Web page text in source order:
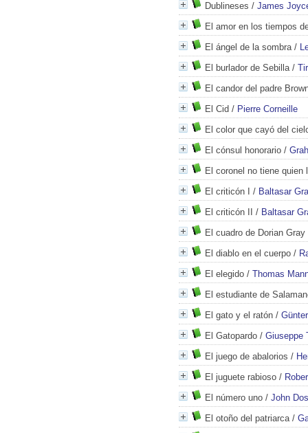
Dublineses / James
El amor en los tiempos
El ángel de la sombra/
El burlador de Sebilla/
El candor del padre
El Cid / Pierre Corneille
El color que cayó del
El cónsul honorario /
El coronel no tiene quien
El criticón I
/ Baltasar
El criticón II
/ Baltasar
El cuadro de Dorian Gray
El diablo en el cuerpo /
El elegido / Thomas
El estudiante de
El gato y el ratón /
El Gatopardo / Giuseppe
El juego de abalorios /
El juguete rabioso /
El número uno / John
El otoño del patriarca/